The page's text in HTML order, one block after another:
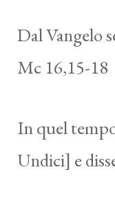
Dal Vangelo
Mc 16,15-18
In quel
Undici] e